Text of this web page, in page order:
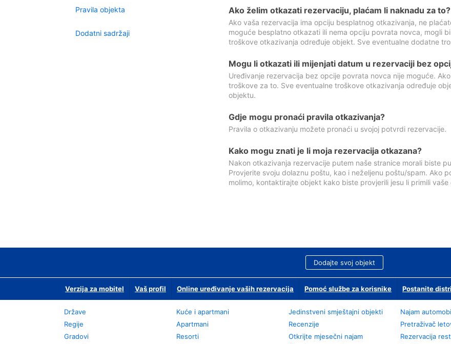
Pravila objekta
Dodatni sadržaji
Ako želim otkazati rezervaciju, plaćam li naknadu za to?
Ako vaša rezervacija ima opciju besplatnog otkazivanja, ne
moguće besplatno otkazati ili nema opciju povrata novca, mogli
troškove otkazivanja određuje objekt. Sve eventualne dodatne
Mogu li otkazati ili mijenjati datum u rezervaciji bez
Uređivanje rezervacija bez opcije povrata novca nije moguće.
troškove za to. Sve eventualne troškove otkazivanja određuje
objektu.
Gdje mogu pronaći pravila otkazivanja?
Pravila o otkazivanju možete pronaći u svojoj potvrdi rezervacije.
Kako mogu znati je li moja rezervacija otkazana?
Nakon otkazivanja rezervacije putem naše stranice morali biste
Provjerite svoju dolaznu poštu, kao i neželjenu poštu/spam. Ako
molimo, kontaktirajte objekt kako biste provjerili jesu li primili vaše
Dodajte svoj objekt
Verzija za mobitel Vaš profil Online uređivanje vaših rezervacija Pomoć službe za korisnike Postanite
Države
Regije
Gradovi
Kuće i apartmani
Apartmani
Resorti
Jedinstveni smještajni objekti
Recenzije
Otkrijte mjesečni najam
Najam
Pretraživač
Rezervacija